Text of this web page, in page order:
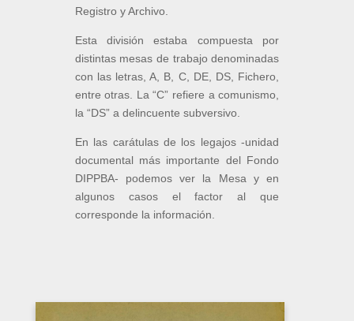
Registro y Archivo.
Esta división estaba compuesta por
distintas mesas de trabajo denominadas
con las letras, A, B, C, DE, DS, Fichero,
entre otras. La “C” refiere a comunismo,
la “DS” a delincuente subversivo.
En las carátulas de los legajos -unidad
documental más importante del Fondo
DIPPBA- podemos ver la Mesa y en
algunos casos el factor al que
corresponde la información.